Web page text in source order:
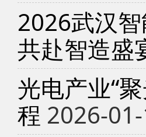
2026武汉
共赴智造盛
光电产业“
程 2026-